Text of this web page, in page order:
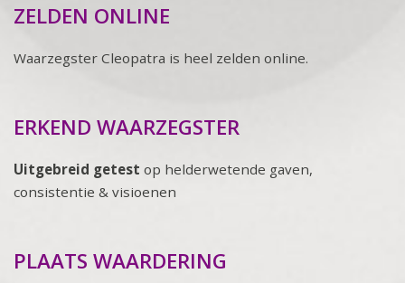
ZELDEN ONLINE
Waarzegster Cleopatra is heel zelden online.
ERKEND WAARZEGSTER
Uitgebreid getest op helderwetende gaven,
consistentie & visioenen
PLAATS WAARDERING